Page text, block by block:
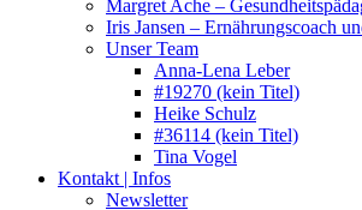
Margret Ache –
Iris Jansen – Ernährungscoach
Unser Team
Anna-Lena Leber
#19270 (kein Titel)
Heike Schulz
#36114 (kein Titel)
Tina Vogel
Kontakt | Infos
Newsletter